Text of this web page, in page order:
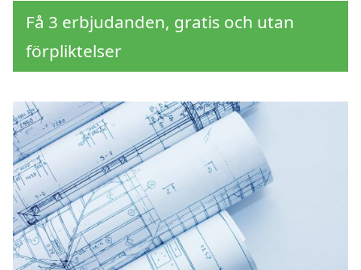
Få 3 erbjudanden, gratis och utan
förpliktelser